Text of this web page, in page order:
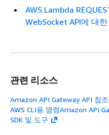
AWS Lambda
WebSocket API에 대
관련 리소스
Amazon API Gateway API 참조
AWS CLI용 명령Amazon API
SDK 및 도구